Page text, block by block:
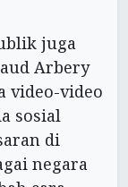
juga
Arbery
video-video
sosial
di
negara